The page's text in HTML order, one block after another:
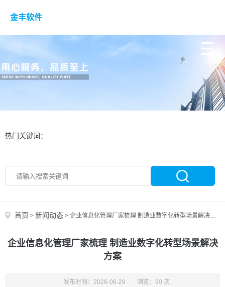
金丰软件
热门关键词：
首页 > 新闻动态 > 企业信息化管理厂家梳理 制造业数字化转型场景解决方案
企业信息化管理厂家梳理 制造业数字化转型场景解决
方案
发布时间：2026-06-29 浏览：90 次